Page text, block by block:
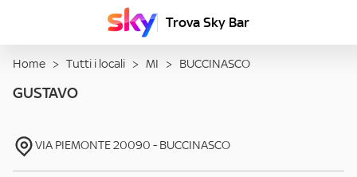
Trova Sky Bar
Home > Tutti i locali > MI > BUCCINASCO
GUSTAVO
VIA PIEMONTE20090 - BUCCINASCO